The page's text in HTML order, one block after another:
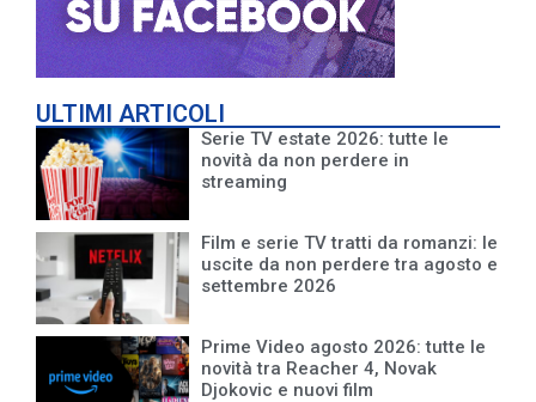
ULTIMI ARTICOLI
Serie TV estate 2026: tutte le
novità da non perdere in
streaming
Film e serie TV tratti da romanzi: le
uscite da non perdere tra agosto e
settembre 2026
Prime Video agosto 2026: tutte le
novità tra Reacher 4, Novak
Djokovic e nuovi film